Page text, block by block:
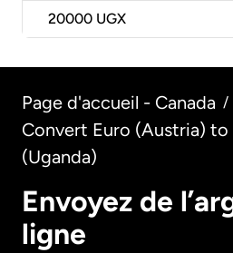
20000 UGX
Page d'accueil - Canada /
Convert Euro (Austria) to
(Uganda)
Envoyez de
ligne